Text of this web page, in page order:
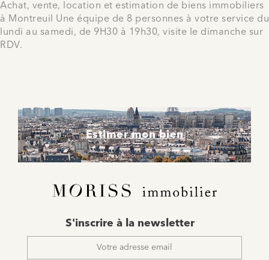
Achat, vente, location et estimation de biens immobiliers
à Montreuil Une équipe de 8 personnes à votre service du
lundi au samedi, de 9H30 à 19h30, visite le dimanche sur
RDV.
Estimer mon bien
mail
S'inscrire à la newsletter